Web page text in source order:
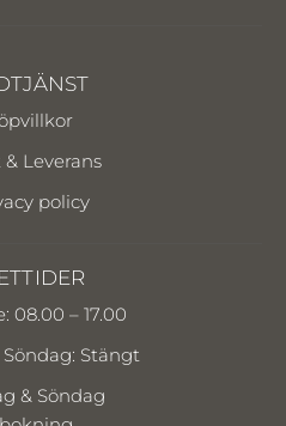
& Leverans
policy
08.00 – 17.00
Stängt
& Söndag